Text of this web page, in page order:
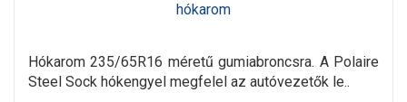
hókarom
Hókarom 235/65R16 méretű gumiabroncsra. A Polaire
Steel Sock hókengyel megfelel az autóvezetők le..